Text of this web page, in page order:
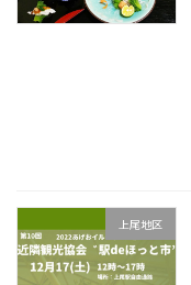
上尾地区